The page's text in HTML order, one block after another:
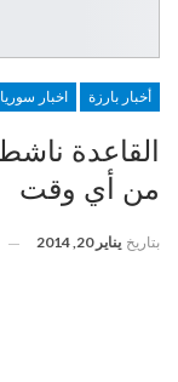
أخبار بارزة اخبار سوريا
القاعدة
من أي وقت
بتاريخ يناير 20, 2014